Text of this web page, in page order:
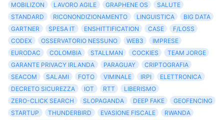
MOBILIZON
LAVORO AGILE GRAPHENE OS
SALUTE
STANDARD
RICONONDIZIONAMENTO LINGUISTICA
BIG DATA
GARTNER
SPESA IT ENSHITTIFICATION CASE
F/LOSS
CODEX
OSSERVATORIO NESSUNO WEB3
IMPRESE
EURODAC
COLOMBIA STALLMAN COCKIES
TEAM JORGE
GARANTE PRIVACY IRLANDA
PARAGUAY
CRIPTOGRAFIA
SEACOM
SALAMI FOTO VIMINALE IRPI
ELETTRONICA
DECRETO SICUREZZA
IOT RTT
LIBERISMO
ZERO-CLICK SEARCH
SLOPAGANDA DEEP FAKE
GEOFENCING
STARTUP
THUNDERBIRD EVASIONE FISCALE
RWANDA